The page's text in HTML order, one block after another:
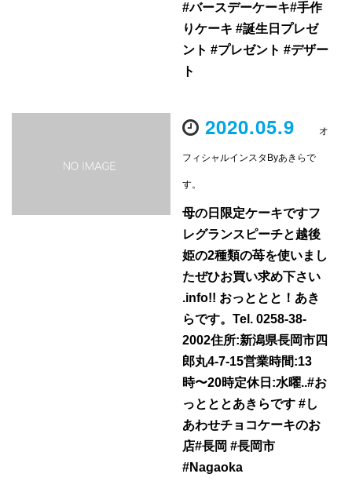
#バースデーケーキ#手作
りケーキ #誕生日プレゼ
ント #プレゼント #デザー
ト
2020.05.9 オ
フィシャルインスタByあきらで
す。
母の日限定ケーキですフ
レグランスピーチと越後
姫の2種類の苺を使いまし
たぜひお買い求め下さい
.info!! おっととと！あき
らです。Tel. 0258-38-
2002住所:新潟県長岡市四
郎丸4-7-15営業時間:13
時〜20時定休日:水曜..#お
っとととあきらです #し
あわせチョコケーキのお
店#長岡 #長岡市
#Nagaoka